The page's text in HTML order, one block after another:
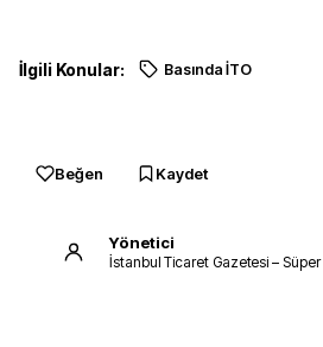
İlgili Konular: Basında İTO
Beğen Kaydet
Yönetici
İstanbul Ticaret Gazetesi –